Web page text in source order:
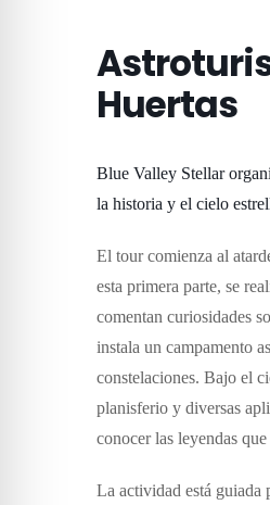
Huertas
Blue Valley Stellar
la historia y el cielo
El tour comienza al
esta primera parte, se
comentan curiosidades
instala un campamento
constelaciones. Bajo el
planisferio y diversas
conocer las leyendas
La actividad está guiada